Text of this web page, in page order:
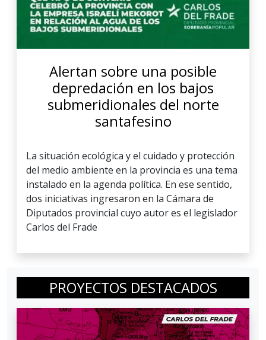
Alertan sobre una posible
depredación en los bajos
submeridionales del norte
santafesino
La situación ecológica y el cuidado y protección
del medio ambiente en la provincia es una tema
instalado en la agenda política. En ese sentido,
dos iniciativas ingresaron en la Cámara de
Diputados provincial cuyo autor es el legislador
Carlos del Frade
PROYECTOS DESTACADOS